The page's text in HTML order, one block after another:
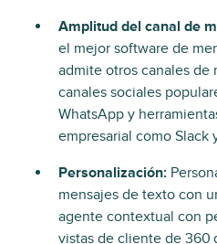
Amplitud del canal de
el mejor software de
admite otros canales de
canales sociales
WhatsApp y
empresarial como Slack
Personalización:
mensajes de texto con
agente contextual con
vistas de cliente de 360